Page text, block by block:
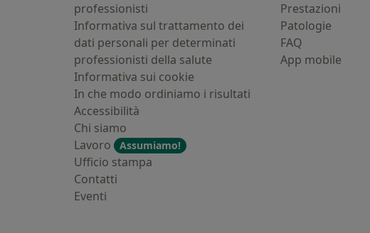
professionisti
Informativa sul trattamento dei
dati personali per determinati
professionisti della salute
Informativa sui cookie
In che modo ordiniamo i risultati
Accessibilità
Chi siamo
Lavoro
Assumiamo!
Ufficio stampa
Contatti
Eventi
Prestazioni
Patologie
FAQ
App mobile